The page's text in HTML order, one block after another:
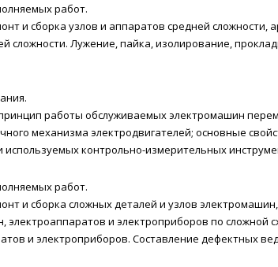
работ.
и сборка узлов и аппаратов средней
сложности. Лужение, пайка, изолирование,
работы обслуживаемых электромашин
механизма электродвигателей; основные
используемых контрольно-измерительных
работ.
и сборка сложных деталей и узлов
электроаппаратов и электроприборов по
и электроприборов. Составление дефектных